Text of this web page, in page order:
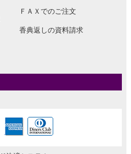
ＦＡＸでのご注文
香典返しの資料請求